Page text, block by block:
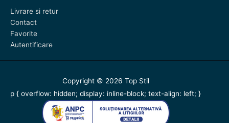
Livrare si retur
Contact
Favorite
Autentificare
Copyright © 2026 Top Stil
p { overflow: hidden; display: inline-block; text-align: left; }